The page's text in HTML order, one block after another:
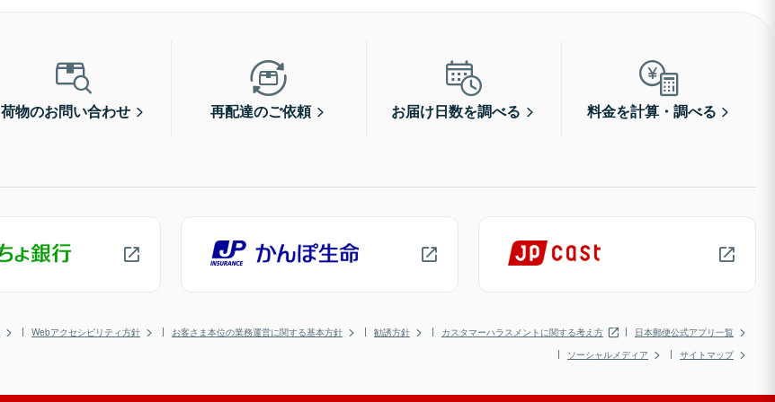
荷物のお問い合わせ 再配達のご依頼 お届け日数を調べる 料金を計算・調べる
Webアクセシビリティ方針 お客さま本位の業務運営に関する基本方針 勧誘方針 カスタマーハラスメントに関する考え方
日本郵便公式アプリ一覧
ソーシャルメディア
サイトマップ